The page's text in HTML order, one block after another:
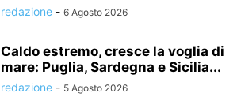
redazione - 6 Agosto 2026
Caldo estremo, cresce la voglia di
mare: Puglia, Sardegna e Sicilia...
redazione - 5 Agosto 2026